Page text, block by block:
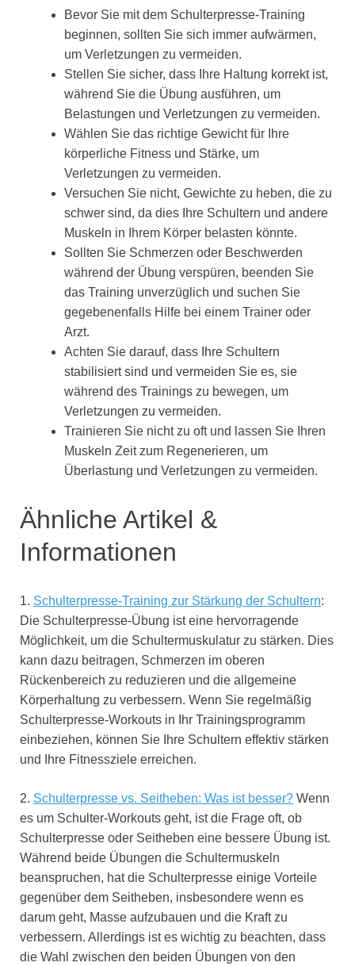
Bevor Sie mit dem Schulterpresse-Training
beginnen, sollten Sie sich immer aufwärmen,
um Verletzungen zu vermeiden.
Stellen Sie sicher, dass Ihre Haltung korrekt ist,
während Sie die Übung ausführen, um
Belastungen und Verletzungen zu vermeiden.
Wählen Sie das richtige Gewicht für Ihre
körperliche Fitness und Stärke, um
Verletzungen zu vermeiden.
Versuchen Sie nicht, Gewichte zu heben, die zu
schwer sind, da dies Ihre Schultern und andere
Muskeln in Ihrem Körper belasten könnte.
Sollten Sie Schmerzen oder Beschwerden
während der Übung verspüren, beenden Sie
das Training unverzüglich und suchen Sie
gegebenenfalls Hilfe bei einem Trainer oder
Arzt.
Achten Sie darauf, dass Ihre Schultern
stabilisiert sind und vermeiden Sie es, sie
während des Trainings zu bewegen, um
Verletzungen zu vermeiden.
Trainieren Sie nicht zu oft und lassen Sie Ihren
Muskeln Zeit zum Regenerieren, um
Überlastung und Verletzungen zu vermeiden.
Ähnliche Artikel &
Informationen
1. Schulterpresse-Training zur Stärkung der Schultern:
Die Schulterpresse-Übung ist eine hervorragende
Möglichkeit, um die Schultermuskulatur zu stärken. Dies
kann dazu beitragen, Schmerzen im oberen
Rückenbereich zu reduzieren und die allgemeine
Körperhaltung zu verbessern. Wenn Sie regelmäßig
Schulterpresse-Workouts in Ihr Trainingsprogramm
einbeziehen, können Sie Ihre Schultern effektiv stärken
und Ihre Fitnessziele erreichen.
2. Schulterpresse vs. Seitheben: Was ist besser? Wenn
es um Schulter-Workouts geht, ist die Frage oft, ob
Schulterpresse oder Seitheben eine bessere Übung ist.
Während beide Übungen die Schultermuskeln
beanspruchen, hat die Schulterpresse einige Vorteile
gegenüber dem Seitheben, insbesondere wenn es
darum geht, Masse aufzubauen und die Kraft zu
verbessern. Allerdings ist es wichtig zu beachten, dass
die Wahl zwischen den beiden Übungen von den